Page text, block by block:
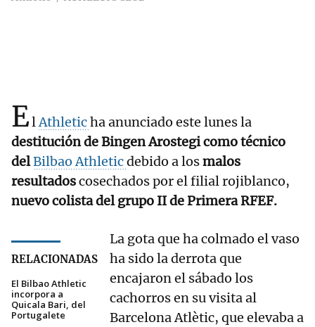
ElAthleticha anunciado este lunes la
destitución de Bingen Arostegi como técnico
delBilbao Athleticdebido a losmalos
resultadoscosechados por el filial rojiblanco,
nuevo colista del grupo II de Primera RFEF.
RELACIONADAS
El Bilbao Athletic
incorpora a
Quicala Bari, del
Portugalete
La gota que ha colmado el vaso
ha sido la derrota que
encajaron el sábado los
cachorros en su visita al
Barcelona Atlètic, que elevaba a